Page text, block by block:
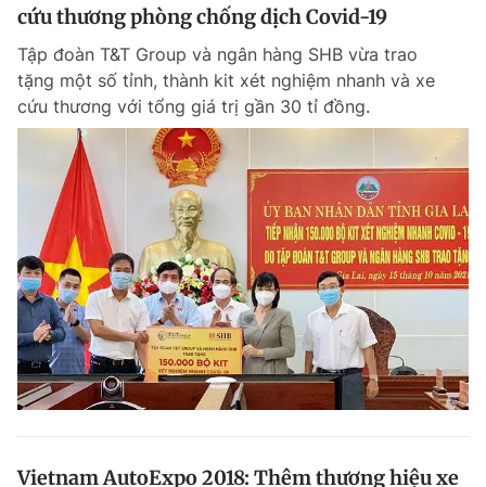
cứu thương phòng chống dịch Covid-19
Tập đoàn T&T Group và ngân hàng SHB vừa trao
tặng một số tỉnh, thành kit xét nghiệm nhanh và xe
cứu thương với tổng giá trị gần 30 tỉ đồng.
Vietnam AutoExpo 2018: Thêm thương hiệu xe